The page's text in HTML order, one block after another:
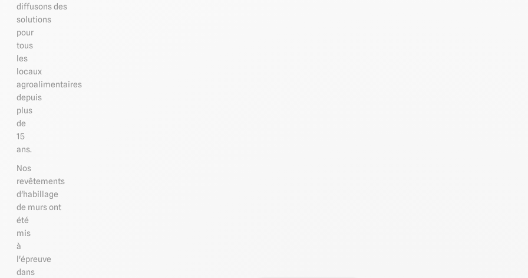
diffusons des
solutions
pour
tous
les
locaux
agroalimentaires
depuis
plus
de
15
ans.
Nos
revêtements
d'habillage
de murs ont
été
mis
à
l'épreuve
dans